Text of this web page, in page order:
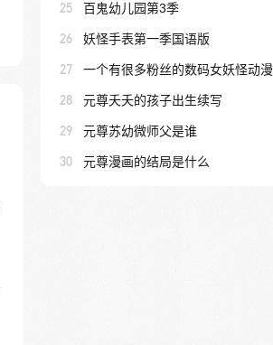
25 百鬼幼儿园第3季
26 妖怪手表第一季国语版
27 一个有很多粉丝的数码女妖怪动漫
28 元尊夭夭的孩子出生续写
29 元尊苏幼微师父是谁
30 元尊漫画的结局是什么